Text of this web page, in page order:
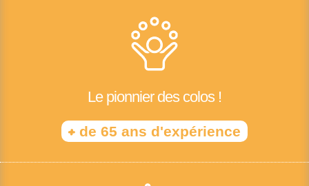
Le pionnier des colos !
+ de 65 ans d'expérience